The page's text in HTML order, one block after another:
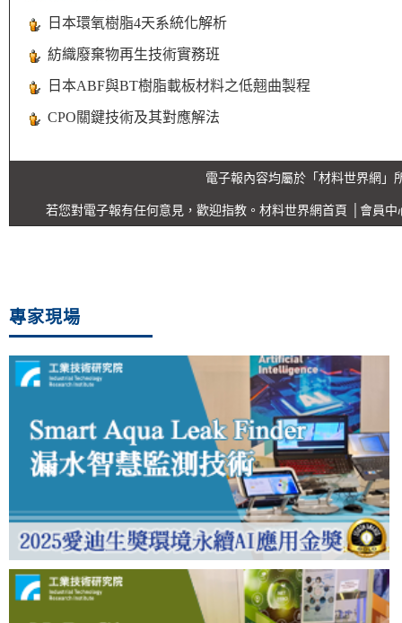
日本環氧樹脂4天系統化解析
紡織廢棄物再生技術實務班
日本ABF與BT樹脂載板材料之低翹曲製程
CPO關鍵技術及其對應解法
電子報內容均屬於「材料世界網」
若您對電子報有任何意見，歡迎指教。 材料世界網首頁 會員
專家現場